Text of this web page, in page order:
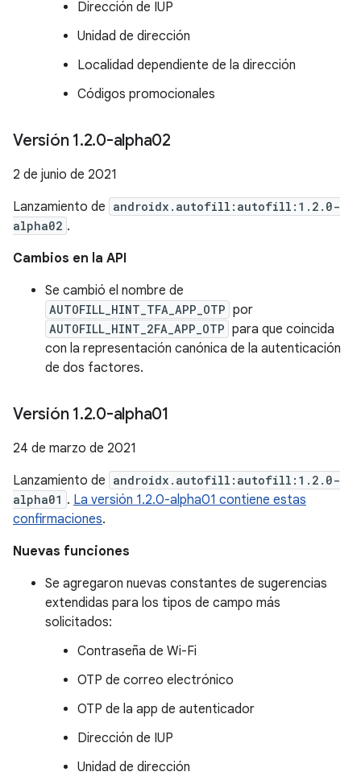
Dirección de IUP
Unidad de dirección
Localidad dependiente de la dirección
Códigos promocionales
Versión 1.2.0-alpha02
2 de junio de 2021
Lanzamiento de androidx.autofill:autofill:1.2.0-
alpha02 .
Cambios en la API
Se cambió el nombre de
AUTOFILL_HINT_TFA_APP_OTP por
AUTOFILL_HINT_2FA_APP_OTP para que coincida
con la representación canónica de la autenticación
de dos factores.
Versión 1.2.0-alpha01
24 de marzo de 2021
Lanzamiento de androidx.autofill:autofill:1.2.0-
alpha01 . La versión 1.2.0-alpha01 contiene estas
confirmaciones.
Nuevas funciones
Se agregaron nuevas constantes de sugerencias
extendidas para los tipos de campo más
solicitados:
Contraseña de Wi-Fi
OTP de correo electrónico
OTP de la app de autenticador
Dirección de IUP
Unidad de dirección